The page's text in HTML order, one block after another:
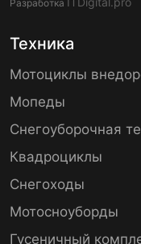
Разработка
Техника
Мотоциклы
Мопеды
Снегоуборочная
Квадроциклы
Снегоходы
Мотосноуборды
Гусеничный